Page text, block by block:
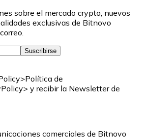
sobre el mercado crypto, nuevos
exclusivas de Bitnovo
Suscribirse
de
y recibir la Newsletter de
comerciales de Bitnovo